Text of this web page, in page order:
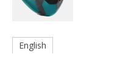
English